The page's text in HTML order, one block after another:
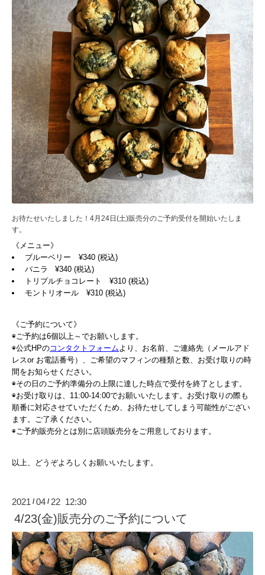
お待たせいたしました！4月24日(土)販売分のご予約受付を開始いたしま
す。
《メニュー》
ブルーベリー ¥340 (税込)
バニラ ¥340 (税込)
トリプルチョコレート ¥310 (税込)
モントリオール ¥310 (税込)
《ご予約について》
◉ご予約は6個以上～でお願いします。
◉公式HPのコンタクトフォーム より、お名前、ご連絡先（メールアド
レスor お電話番号）、ご希望のマフィンの種類と数、お受け取りの時
間をお知らせください。
◉その日のご予約準備分の上限に達した時点で受付を終了とします。
◉お受け取りは、11:00-14:00でお願いいたします。お受け取りの際も
順番に対応させていただくため、お待たせしてしまう可能性がござい
ます。ご了承ください。
◉ご予約販売分とは別に店頭販売分をご用意しております。
以上、どうぞよろしくお願いいたします。
2021 /04 / 22 12:30
4/23(金)販売分のご予約について